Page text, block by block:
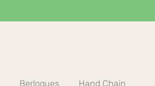
Berloques Hand Chain